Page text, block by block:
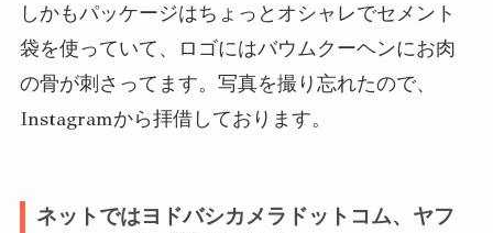
しかもパッケージはちょっとオシャレでセメント
袋を使っていて、ロゴにはバウムクーヘンにお肉
の骨が刺さってます。写真を撮り忘れたので、
Instagramから拝借しております。
ネットではヨドバシカメラドットコム、ヤフ